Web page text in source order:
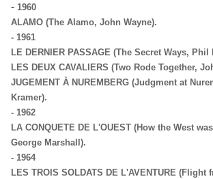
- 1960
ALAMO (The Alamo, John Wayne).
- 1961
LE DERNIER PASSAGE (The Secret Ways, Phil
LES DEUX CAVALIERS (Two Rode Together,
JUGEMENT À NUREMBERG (Judgment at
Kramer).
- 1962
LA CONQUETE DE L'OUEST (How the West
George Marshall).
- 1964
LES TROIS SOLDATS DE L'AVENTURE (Flight